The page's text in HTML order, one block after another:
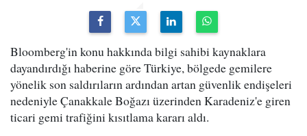
Bloomberg'in konu hakkında bilgi sahibi kaynaklara
dayandırdığı haberine göre Türkiye, bölgede gemilere
yönelik son saldırıların ardından artan güvenlik endişeleri
nedeniyle Çanakkale Boğazı üzerinden Karadeniz'e giren
ticari gemi trafiğini kısıtlama kararı aldı.